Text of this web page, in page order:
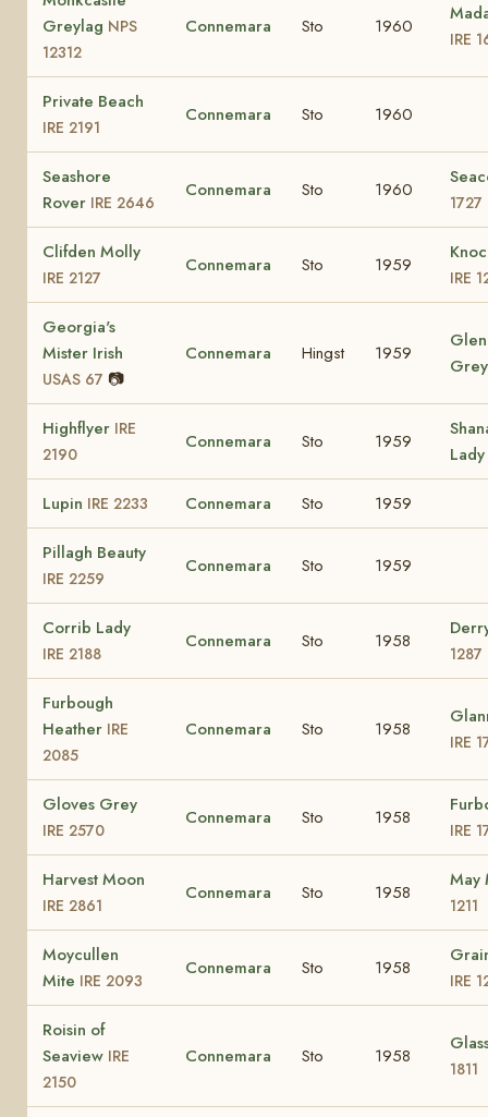
Greylag NPS
12312
Connemara Sto 1960
IRE
Private Beach
IRE 2191
Connemara Sto 1960
Seashore
Rover IRE 2646
Connemara Sto 1960
1727
Clifden Molly
IRE 2127
Connemara Sto 1959
IRE
Georgia's
Mister Irish
USAS 67 📷
Connemara Hingst 1959
Highflyer IRE
2190
Connemara Sto 1959
Lady
Lupin IRE 2233 Connemara Sto 1959
Pillagh Beauty
IRE 2259
Connemara Sto 1959
Corrib Lady
IRE 2188
Connemara Sto 1958
1287
Furbough
Heather IRE
2085
Connemara Sto 1958
IRE
Gloves Grey
IRE 2570
Connemara Sto 1958
IRE
Harvest Moon
IRE 2861
Connemara Sto 1958
May
1211
Moycullen
Mite IRE 2093
Connemara Sto 1958
IRE
Roisin of
Seaview IRE
2150
Connemara Sto 1958
1811